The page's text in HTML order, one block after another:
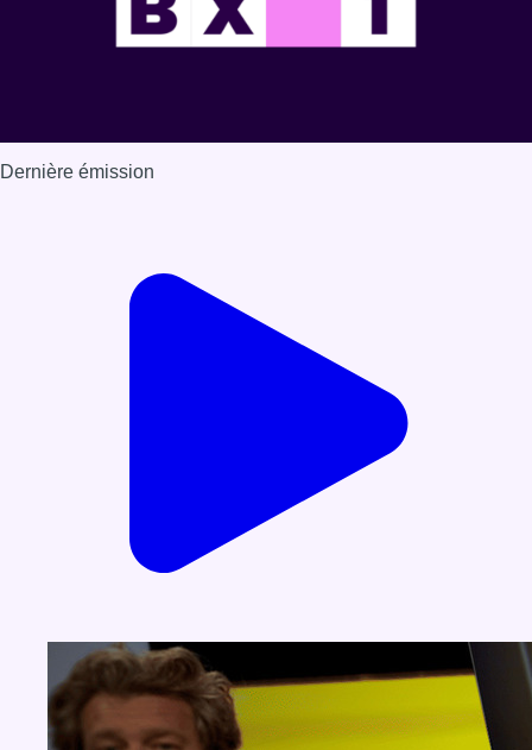
Dernière émission